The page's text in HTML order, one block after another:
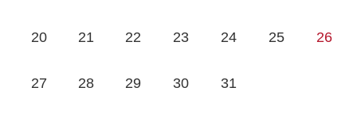
20 21 22 23 24 25 26
27 28 29 30 31